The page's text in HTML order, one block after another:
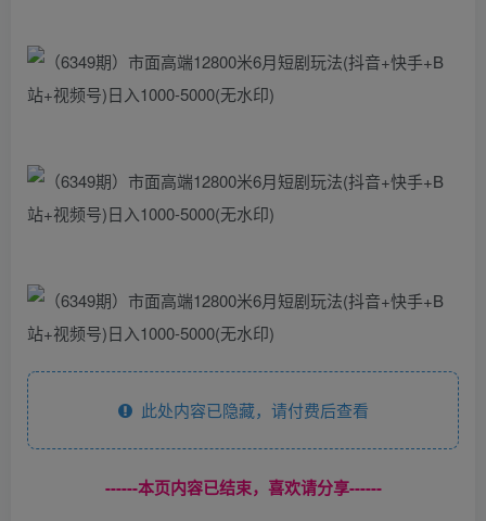
此处内容已隐藏，请付费后查看
------本页内容已结束，喜欢请分享------